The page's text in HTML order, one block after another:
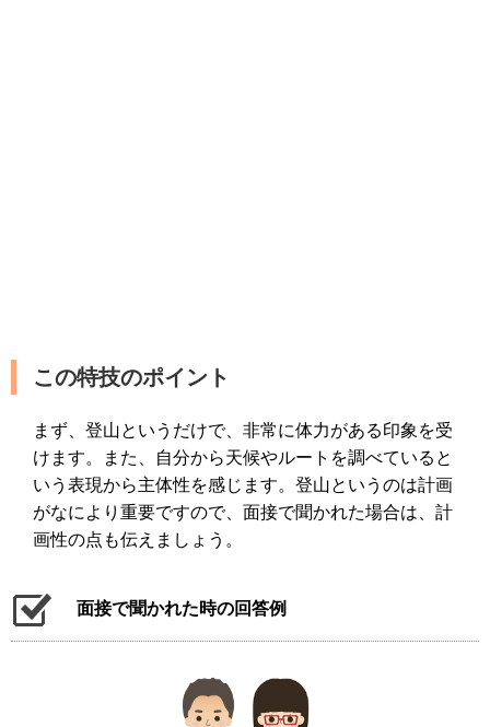
この特技のポイント
まず、登山というだけで、非常に体力がある印象を受
けます。また、自分から天候やルートを調べていると
いう表現から主体性を感じます。登山というのは計画
がなにより重要ですので、面接で聞かれた場合は、計
画性の点も伝えましょう。
面接で聞かれた時の回答例